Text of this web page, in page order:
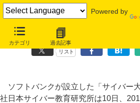
Powered by
カテゴリ 過去記事
サイバー大学、全正科生約1000人に「iPad 2
リスト
ソフトバンクが設立した「サイバー
社日本サイバー教育研究所は10日、